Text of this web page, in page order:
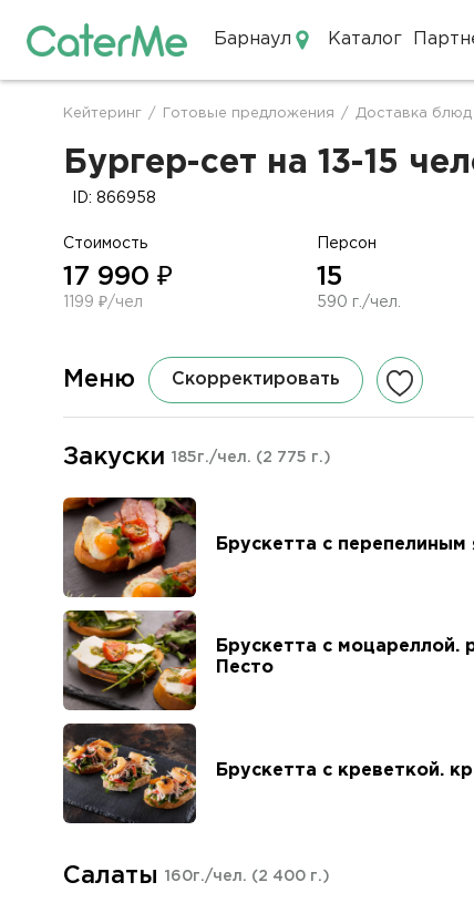
Барнаул Каталог
Строка
навигации
Кейтеринг / Готовые предложения / Доставка блюд
Бургер-сет на 13-15
ID: 866958
Стоимость
17 990 ₽
1199 ₽/чел
Персон
15
590 г./чел.
Меню Скорректировать
Закуски 185г./чел. (2 775 г.)
Брускетта с
Брускетта с моцареллой.
Песто
Брускетта с креветкой.
Салаты 160г./чел. (2 400 г.)